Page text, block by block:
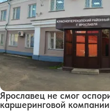
Ярославец не смог
каршеринговой компании